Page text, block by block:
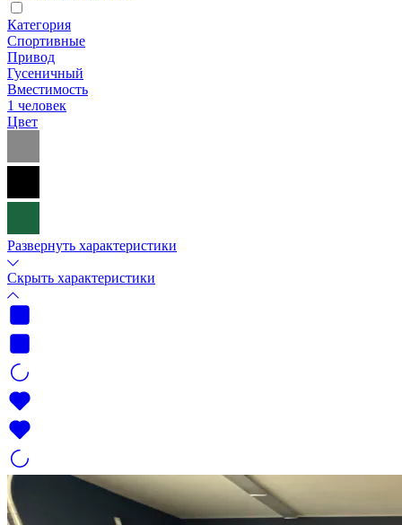
Категория
Спортивные
Привод
Гусеничный
Вместимость
1 человек
Цвет
Развернуть характеристики
Скрыть характеристики